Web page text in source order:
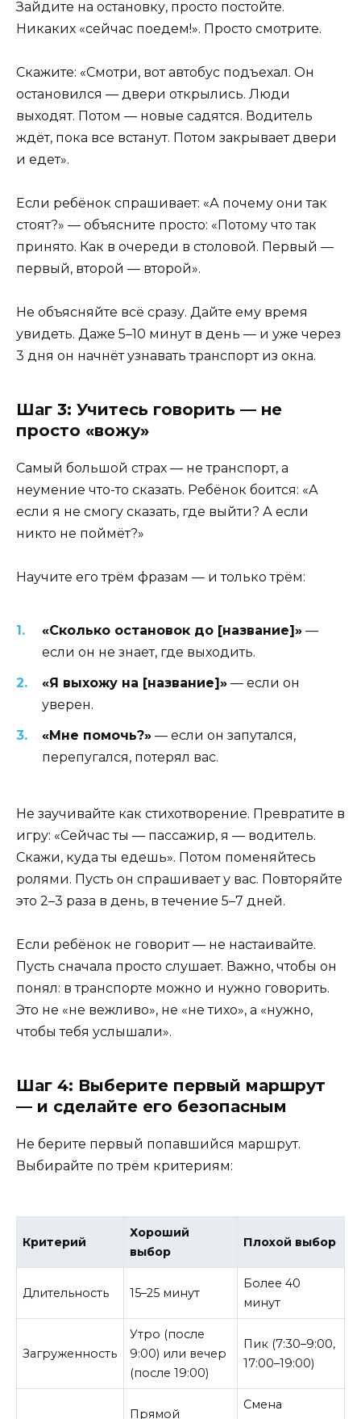
Зайдите на остановку, просто постойте.
Никаких «сейчас поедем!». Просто смотрите.
Скажите: «Смотри, вот автобус подъехал. Он
остановился — двери открылись. Люди
выходят. Потом — новые садятся. Водитель
ждёт, пока все встанут. Потом закрывает двери
и едет».
Если ребёнок спрашивает: «А почему они так
стоят?» — объясните просто: «Потому что так
принято. Как в очереди в столовой. Первый —
первый, второй — второй».
Не объясняйте всё сразу. Дайте ему время
увидеть. Даже 5–10 минут в день — и уже через
3 дня он начнёт узнавать транспорт из окна.
Шаг 3: Учитесь говорить — не
просто «вожу»
Самый большой страх — не транспорт, а
неумение что-то сказать. Ребёнок боится: «А
если я не смогу сказать, где выйти? А если
никто не поймёт?»
Научите его трём фразам — и только трём:
«Сколько остановок до [название]» —
если он не знает, где выходить.
«Я выхожу на [название]» — если он
уверен.
«Мне помочь?» — если он запутался,
перепугался, потерял вас.
Не заучивайте как стихотворение. Превратите в
игру: «Сейчас ты — пассажир, я — водитель.
Скажи, куда ты едешь». Потом поменяйтесь
ролями. Пусть он спрашивает у вас. Повторяйте
это 2–3 раза в день, в течение 5–7 дней.
Если ребёнок не говорит — не настаивайте.
Пусть сначала просто слушает. Важно, чтобы он
понял: в транспорте можно и нужно говорить.
Это не «не вежливо», не «не тихо», а «нужно,
чтобы тебя услышали».
Шаг 4: Выберите первый маршрут
— и сделайте его безопасным
Не берите первый попавшийся маршрут.
Выбирайте по трём критериям:
Критерий
Хороший
выбор
Плохой выбор
Длительность 15–25 минут
Более 40
минут
Загруженность
Утро (после
9:00) или вечер
(после 19:00)
Пик (7:30–9:00,
17:00–19:00)
Прямой
Смена